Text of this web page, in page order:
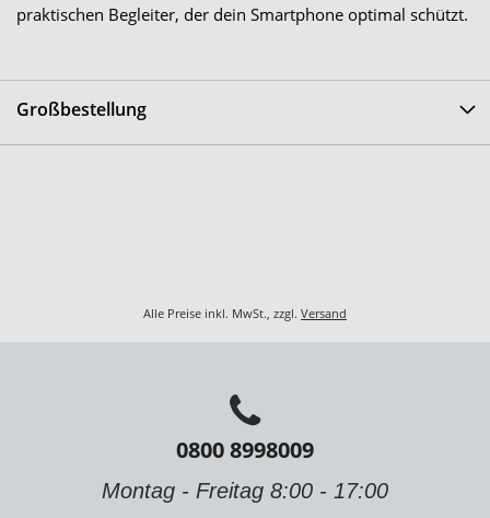
praktischen Begleiter, der dein Smartphone optimal schützt.
Großbestellung
Alle Preise inkl. MwSt., zzgl. Versand
0800 8998009
Montag - Freitag 8:00 - 17:00